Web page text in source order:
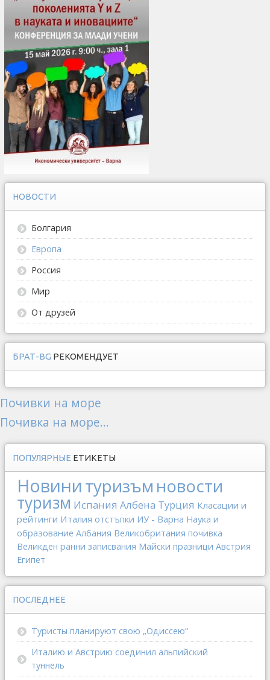
НОВОСТИ
Болгария
Европа
Россия
Мир
От друзей
БРАТ-BG РЕКОМЕНДУЕТ
Почивки на море
Почивка на море...
ПОПУЛЯРНЫЕ ЕТИКЕТЫ
Новинитуризъм новости
туризм Испания Албена Турция Класации и
рейтинги Италия отстъпки ИУ - Варна Наука и
образование Албания Великобритания почивка
Великден ранни записвания Майски празници Австрия
Египет
ПОСЛЕДНЕЕ
Туристы планируют свою „Одиссею“
Италию и Австрию соединил альпийский
туннель